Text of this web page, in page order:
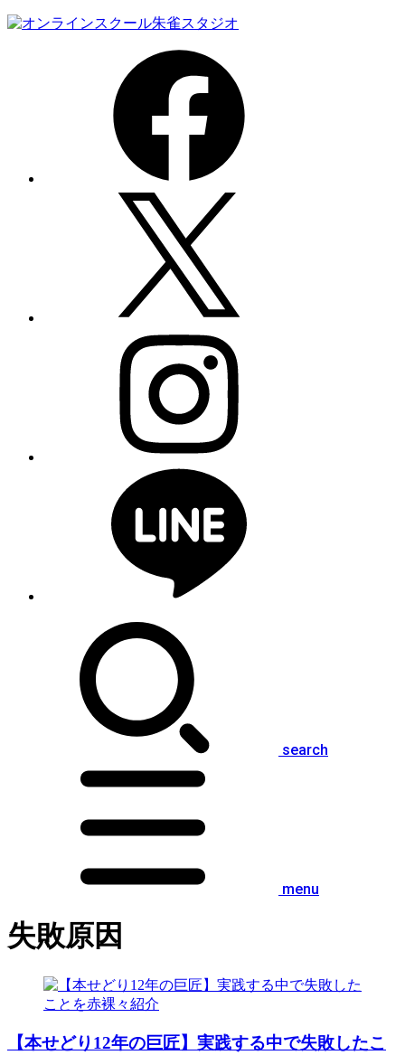
search
menu
失敗原因
【本せどり12年の巨匠】実践する中で失敗したこ